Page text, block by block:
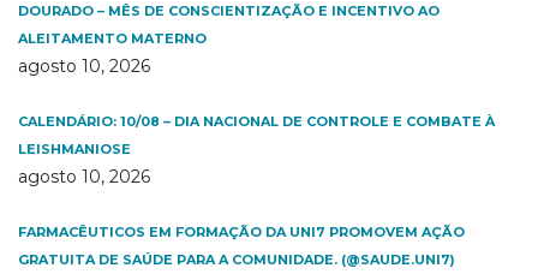
DOURADO – MÊS DE CONSCIENTIZAÇÃO E INCENTIVO AO
ALEITAMENTO MATERNO
agosto 10, 2026
CALENDÁRIO: 10/08 – DIA NACIONAL DE CONTROLE E COMBATE À
LEISHMANIOSE
agosto 10, 2026
FARMACÊUTICOS EM FORMAÇÃO DA UNI7 PROMOVEM AÇÃO
GRATUITA DE SAÚDE PARA A COMUNIDADE. (@SAUDE.UNI7)